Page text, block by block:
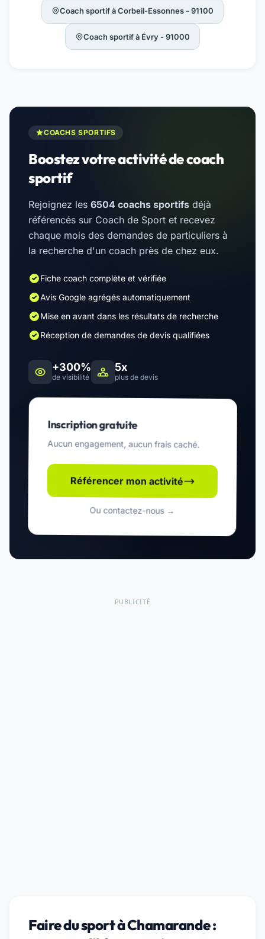
Coach sportif à Corbeil-Essonnes - 91100
Coach sportif à Évry - 91000
COACHS SPORTIFS
Boostez votre activité de coach
sportif
Rejoignez les 6504 coachs sportifs déjà
référencés sur Coach de Sport et recevez
chaque mois des demandes de particuliers à
la recherche d'un coach près de chez eux.
Fiche coach complète et vérifiée
Avis Google agrégés automatiquement
Mise en avant dans les résultats de recherche
Réception de demandes de devis qualifiées
+300%
de visibilité
5x
plus de devis
Inscription gratuite
Aucun engagement, aucun frais caché.
Référencer mon activité
Ou contactez-nous →
PUBLICITÉ
Faire du sport à Chamarande :